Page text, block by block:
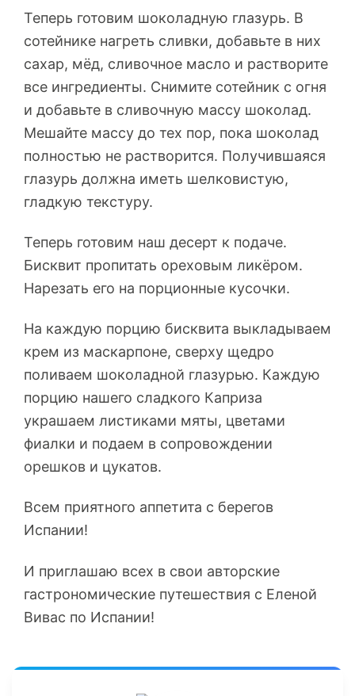
Теперь готовим шоколадную глазурь. В
сотейнике нагреть сливки, добавьте в них
сахар, мёд, сливочное масло и растворите
все ингредиенты. Снимите сотейник с огня
и добавьте в сливочную массу шоколад.
Мешайте массу до тех пор, пока шоколад
полностью не растворится. Получившаяся
глазурь должна иметь шелковистую,
гладкую текстуру.
Теперь готовим наш десерт к подаче.
Бисквит пропитать ореховым ликёром.
Нарезать его на порционные кусочки.
На каждую порцию бисквита выкладываем
крем из маскарпоне, сверху щедро
поливаем шоколадной глазурью. Каждую
порцию нашего сладкого Каприза
украшаем листиками мяты, цветами
фиалки и подаем в сопровождении
орешков и цукатов.
Всем приятного аппетита с берегов
Испании!
И приглашаю всех в свои авторские
гастрономические путешествия с Еленой
Вивас по Испании!